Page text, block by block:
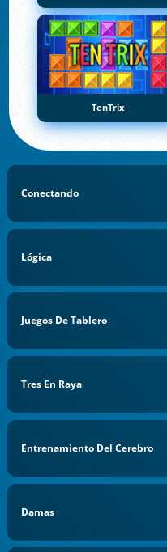
TenTrix
Conectando
Lógica
Juegos De Tablero
Tres En Raya
Entrenamiento Del Cerebro
Damas